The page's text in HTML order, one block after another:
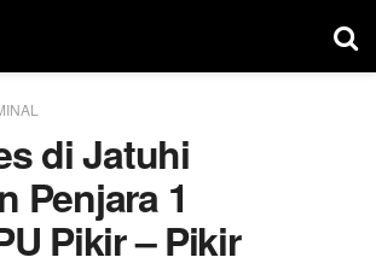
di Jatuhi
Penjara 1
Pikir – Pikir